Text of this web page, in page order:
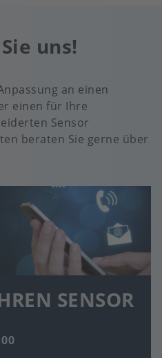
uns!
an einen
einen für Ihre
Sensor
beraten Sie gerne über
SENSOR